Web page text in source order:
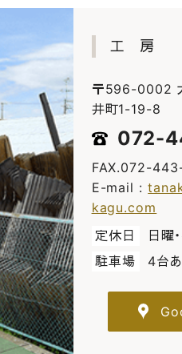
工 房
〒596-0002
井町1-19-8
072-
FAX.072-
E-mail :
kagu.com
定休日
日曜
駐車場
4台